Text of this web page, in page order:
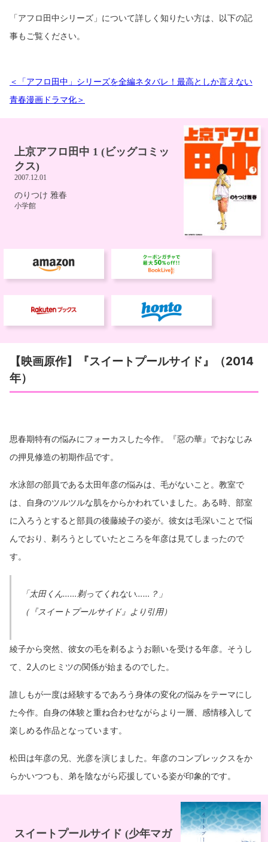
「アフロ田中シリーズ」について詳しく知りたい方は、以下の記
事もご覧ください。
＜「アフロ田中」シリーズを全編ネタバレ！最高としか言えない
青春漫画ドラマ化＞
【映画原作】『スイートプールサイド』（2014
年）
思春期特有の悩みにフォーカスした今作。『惡の華』でおなじみ
の押見修造の初期作品です。
水泳部の部員である太田年彦の悩みは、毛がないこと。教室で
は、自身のツルツルな肌をからかわれていました。ある時、部室
に入ろうとすると部員の後藤綾子の姿が。彼女は毛深いことで悩
んでおり、剃ろうとしていたところを年彦は見てしまったので
す。
「太田くん……剃ってくれない……？」
（『スイートプールサイド』より引用）
綾子から突然、彼女の毛を剃るようお願いを受ける年彦。そうし
て、2人のヒミツの関係が始まるのでした。
誰しもが一度は経験するであろう身体の変化の悩みをテーマにし
た今作。自身の体験と重ね合わせながらより一層、感情移入して
楽しめる作品となっています。
松田は年彦の兄、光彦を演じました。年彦のコンプレックスをか
らかいつつも、弟を陰ながら応援している姿が印象的です。